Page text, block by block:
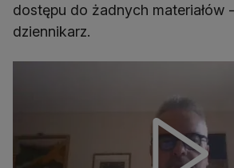
dostępu do żadnych materiałów
dziennikarz.